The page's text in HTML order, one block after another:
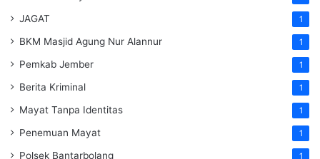
JAGAT 1
BKM Masjid Agung Nur Alannur 1
Pemkab Jember 1
Berita Kriminal 1
Mayat Tanpa Identitas 1
Penemuan Mayat 1
Polsek Bantarbolang 1